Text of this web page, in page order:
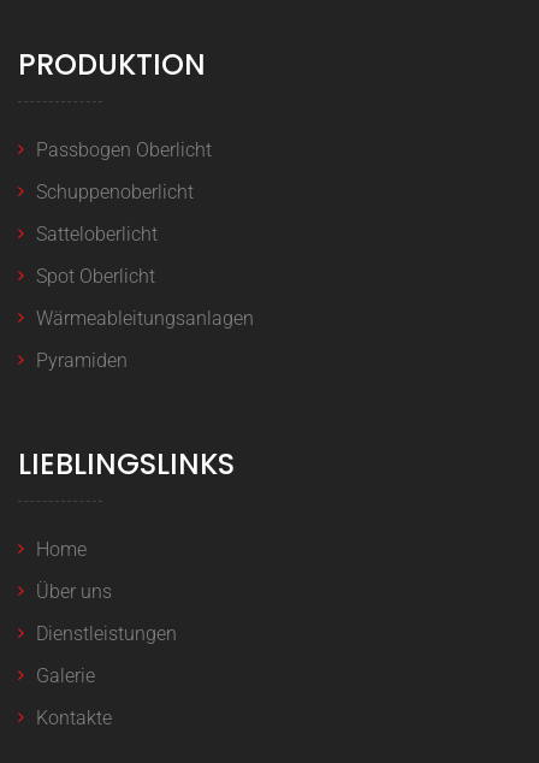
PRODUKTION
Passbogen Oberlicht
Schuppenoberlicht
Satteloberlicht
Spot Oberlicht
Wärmeableitungsanlagen
Pyramiden
LIEBLINGSLINKS
Home
Über uns
Dienstleistungen
Galerie
Kontakte